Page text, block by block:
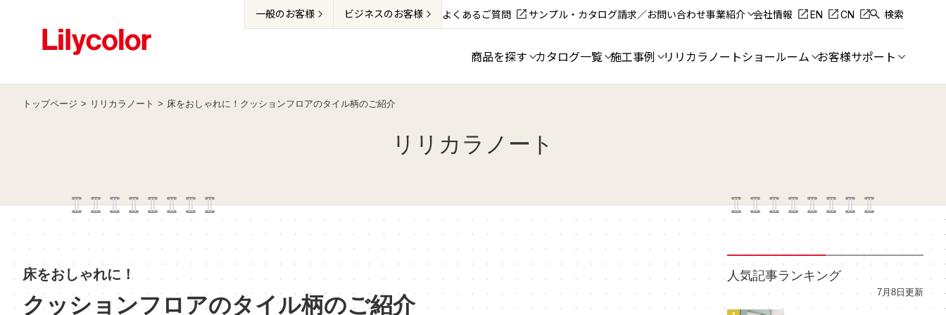
一般のお客様 ビジネスのお客様 よくあるご質問 サンプル・カタログ請求／お問い合わせ事業紹介 会社情報 EN CN 検索
商品を探す カタログ一覧 施工事例 リリカラノートショールーム お客様サポート
トップページ リリカラノート 床をおしゃれに！クッションフロアのタイル柄のご紹介
リリカラノート
床をおしゃれに！
クッションフロアのタイル柄のご紹介
人気記事ランキング
7月8日更新